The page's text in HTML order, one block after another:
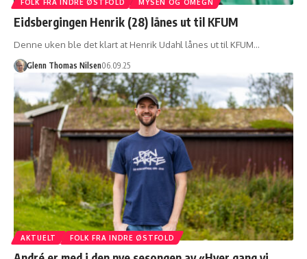
FOLK FRA INDRE ØSTFOLD MYSEN OG OMEGN
Eidsbergingen Henrik (28) lånes ut til KFUM
Denne uken ble det klart at Henrik Udahl lånes ut til KFUM…
Glenn Thomas Nilsen06.09.25
AKTUELT FOLK FRA INDRE ØSTFOLD